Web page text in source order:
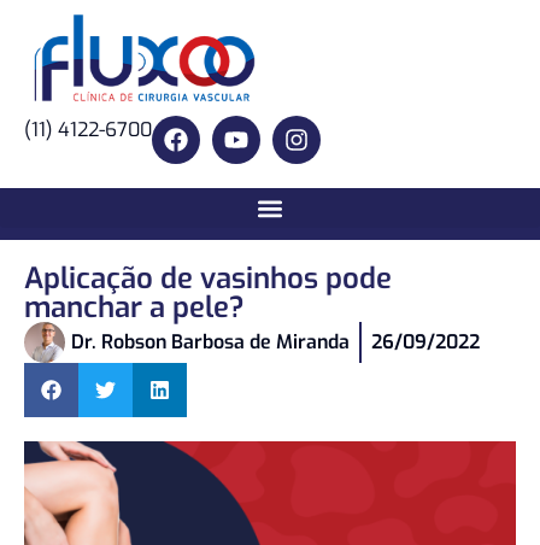
(11) 4122-6700
Aplicação de vasinhos pode
manchar a pele?
Dr. Robson Barbosa de Miranda 26/09/2022